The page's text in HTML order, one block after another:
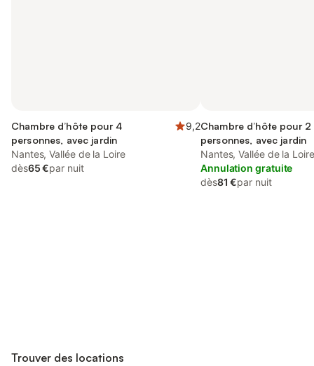
Chambre d’hôte pour 4
personnes, avec jardin
9,2
Nantes, Vallée de la Loire
dès65 €par nuit
Chambre d’hôte pour 2
personnes, avec jardin
Nantes, Vallée de la Loire
Annulation gratuite
dès81 €par nuit
Trouver des locations